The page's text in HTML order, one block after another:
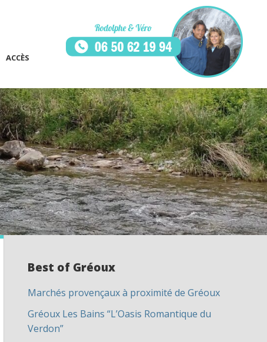
ACCÈS
Best of Gréoux
Marchés provençaux à proximité de Gréoux
Gréoux Les Bains “L’Oasis Romantique du
Verdon”